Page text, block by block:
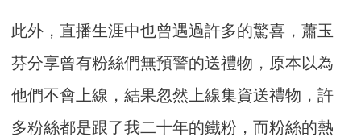
此外，直播生涯中也曾遇過許多的驚喜，蕭玉
芬分享曾有粉絲們無預警的送禮物，原本以為
他們不會上線，結果忽然上線集資送禮物，許
多粉絲都是跟了我二十年的鐵粉，而粉絲的熱